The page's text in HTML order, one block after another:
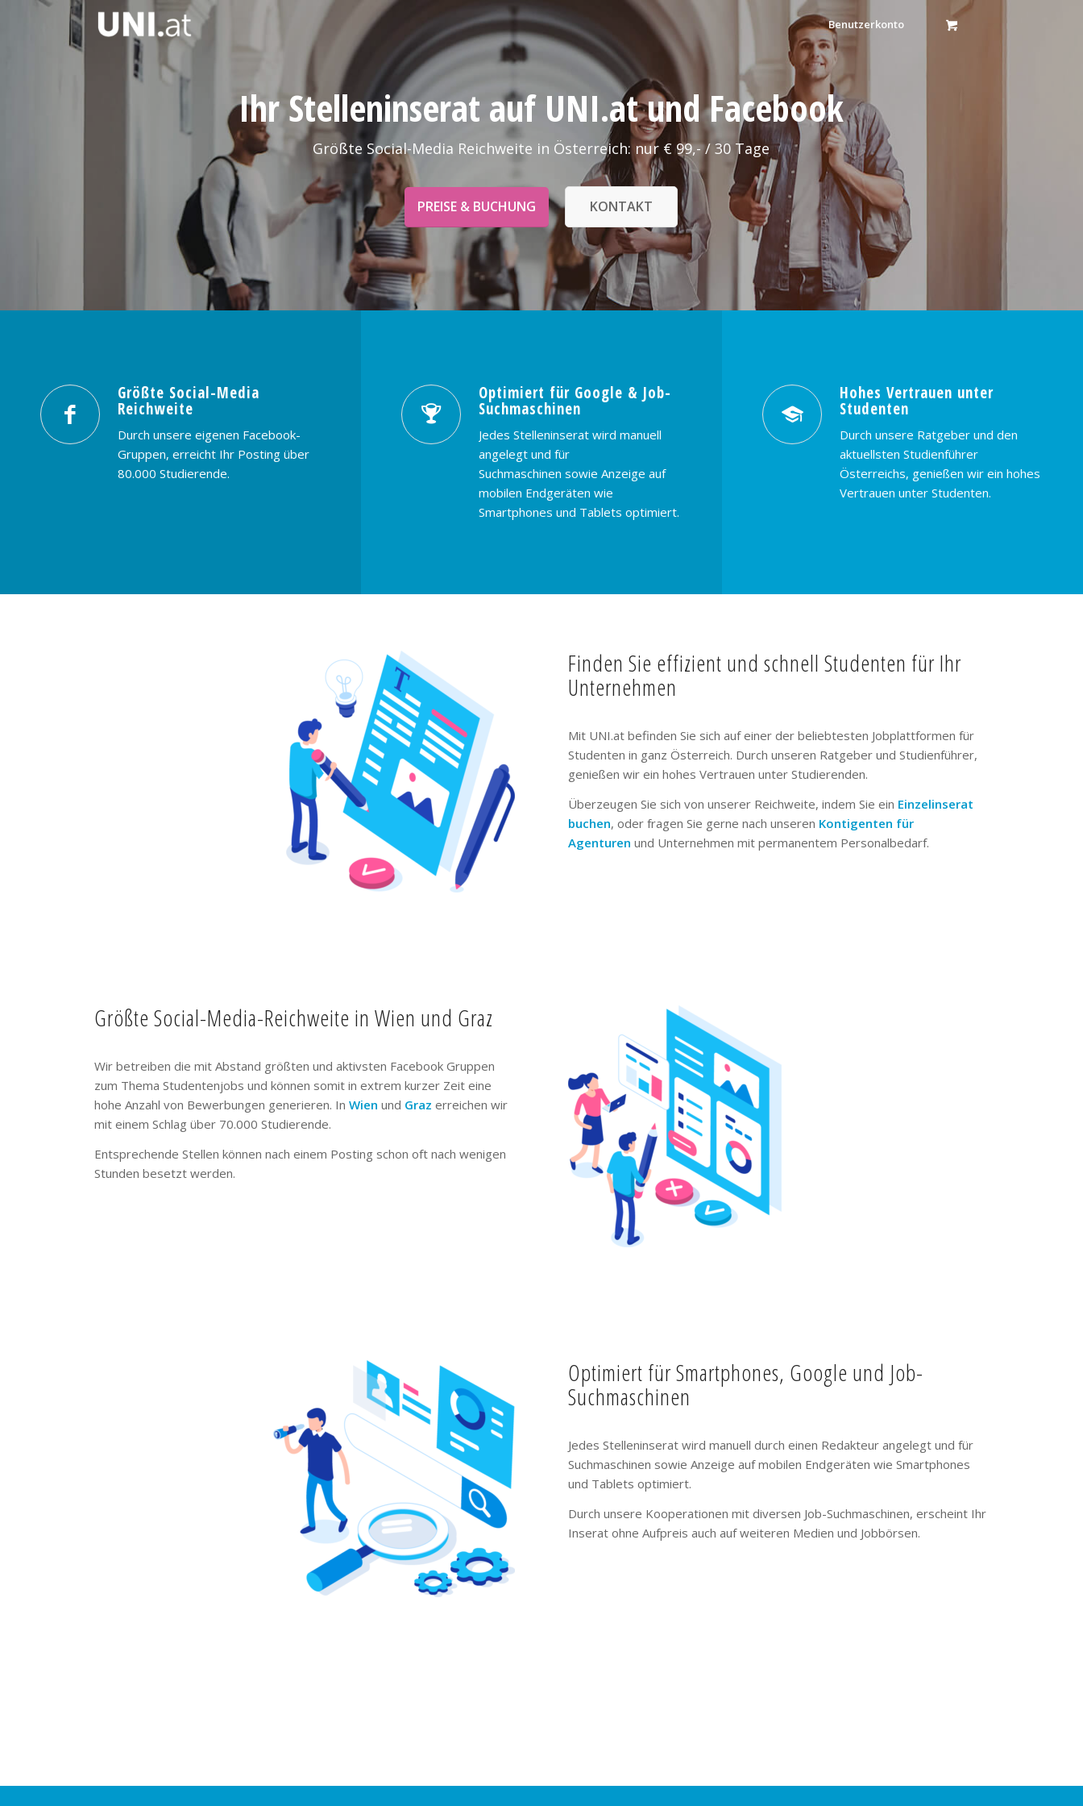
Benutzerkonto
Ihr Stelleninserat auf UNI.at und Facebook
Größte Social-Media Reichweite in Österreich: nur € 99,- / 30 Tage
PREISE & BUCHUNG KONTAKT
Größte Social-Media
Reichweite
Durch unsere eigenen Facebook-
Gruppen, erreicht Ihr Posting über
80.000 Studierende.
Optimiert für Google & Job-
Suchmaschinen
Jedes Stelleninserat wird manuell
angelegt und für
Suchmaschinen sowie Anzeige auf
mobilen Endgeräten wie
Smartphones und Tablets optimiert.
Hohes Vertrauen unter
Studenten
Durch unsere Ratgeber und den
aktuellsten Studienführer
Österreichs, genießen wir ein hohes
Vertrauen unter Studenten.
Finden Sie effizient und schnell Studenten für Ihr
Unternehmen
Mit UNI.at befinden Sie sich auf einer der beliebtesten Jobplattformen für
Studenten in ganz Österreich. Durch unseren Ratgeber und Studienführer,
genießen wir ein hohes Vertrauen unter Studierenden.
Überzeugen Sie sich von unserer Reichweite, indem Sie ein Einzelinserat
buchen, oder fragen Sie gerne nach unseren Kontigenten für
Agenturen und Unternehmen mit permanentem Personalbedarf.
Größte Social-Media-Reichweite in Wien und Graz
Wir betreiben die mit Abstand größten und aktivsten Facebook Gruppen
zum Thema Studentenjobs und können somit in extrem kurzer Zeit eine
hohe Anzahl von Bewerbungen generieren. InWien und Graz erreichen wir
mit einem Schlag über 70.000 Studierende.
Entsprechende Stellen können nach einem Posting schon oft nach wenigen
Stunden besetzt werden.
Optimiert für Smartphones, Google und Job-
Suchmaschinen
Jedes Stelleninserat wird manuell durch einen Redakteur angelegt und für
Suchmaschinen sowie Anzeige auf mobilen Endgeräten wie Smartphones
und Tablets optimiert.
Durch unsere Kooperationen mit diversen Job-Suchmaschinen, erscheint Ihr
Inserat ohne Aufpreis auch auf weiteren Medien und Jobbörsen.